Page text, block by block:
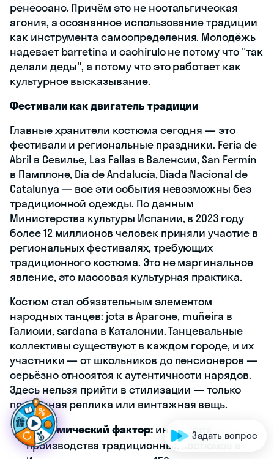
ренессанс. Причём это не ностальгическая
агония, а осознанное использование традиции
как инструмента самоопределения. Молодёжь
надевает barretina и cachirulo не потому что "так
делали деды", а потому что это работает как
культурное высказывание.
Фестивали как двигатель традиции
Главные хранители костюма сегодня — это
фестивали и региональные праздники. Feria de
Abril в Севилье, Las Fallas в Валенсии, San Fermín
в Памплоне, Día de Andalucía, Diada Nacional de
Catalunya — все эти события невозможны без
традиционной одежды. По данным
Министерства культуры Испании, в 2023 году
более 12 миллионов человек приняли участие в
региональных фестивалях, требующих
традиционного костюма. Это не маргинальное
явление, это массовая культурная практика.
Костюм стал обязательным элементом
народных танцев: jota в Арагоне, muñeira в
Галисии, sardana в Каталонии. Танцевальные
коллективы существуют в каждом городе, и их
участники — от школьников до пенсионеров —
серьёзно относятся к аутентичности нарядов.
Здесь нельзя прийти в стилизации — только
подлинная реплика или винтажная вещь.
Экономический фактор:индустрия
производства традиционных костюмов в
отовысделать ша гвперёд
Задать вопрос